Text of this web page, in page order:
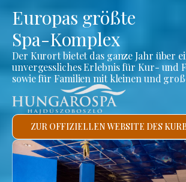
Europas größte
Spa-Komplex
Der Kurort bietet das ganze Jahr über
unvergessliches Erlebnis für Kur- und
sowie für Familien mit kleinen und
ZUR OFFIZIELLEN WEBSITE DES